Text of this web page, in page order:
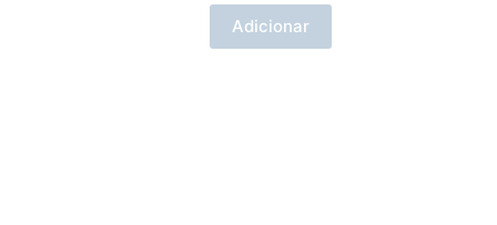
Adicionar